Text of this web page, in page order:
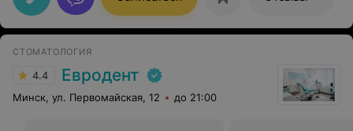
СТОМАТОЛОГИЯ
4.4 Евродент
Минск, ул. Первомайская, 12 до 21:00